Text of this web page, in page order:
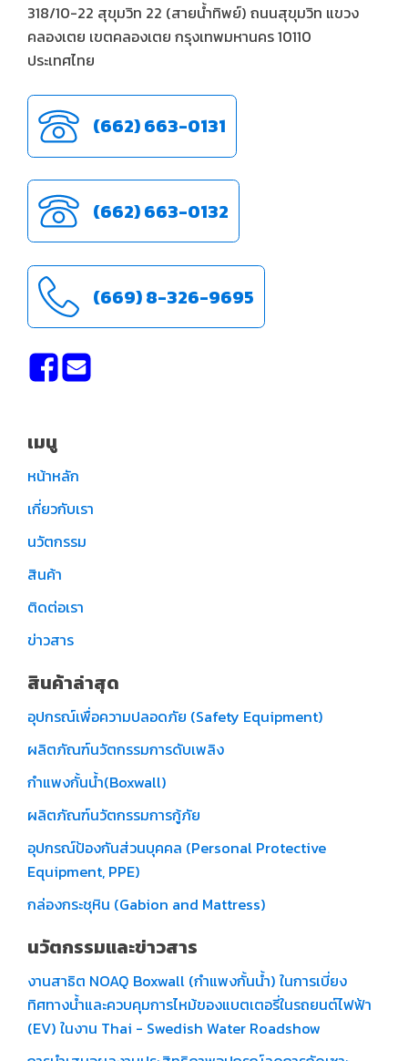
318/10-22 สุขุมวิท 22 (สายน้ำทิพย์) ถนนสุขุมวิท แขวง
คลองเตย เขตคลองเตย กรุงเทพมหานคร 10110
ประเทศไทย
(662) 663-0131
(662) 663-0132
(669) 8-326-9695
เมนู
หน้าหลัก
เกี่ยวกับเรา
นวัตกรรม
สินค้า
ติดต่อเรา
ข่าวสาร
สินค้าล่าสุด
อุปกรณ์เพื่อความปลอดภัย (Safety Equipment)
ผลิตภัณฑ์นวัตกรรมการดับเพลิง
กำแพงกั้นน้ำ(Boxwall)
ผลิตภัณฑ์นวัตกรรมการกู้ภัย
อุปกรณ์ป้องกันส่วนบุคคล (Personal Protective
Equipment, PPE)
กล่องกระชุหิน (Gabion and Mattress)
นวัตกรรมและข่าวสาร
งานสาธิต NOAQ Boxwall (กำแพงกั้นน้ำ) ในการเบี่ยง
ทิศทางน้ำและควบคุมการไหม้ของแบตเตอรี่ในรถยนต์ไฟฟ้า
(EV) ในงาน Thai - Swedish Water Roadshow